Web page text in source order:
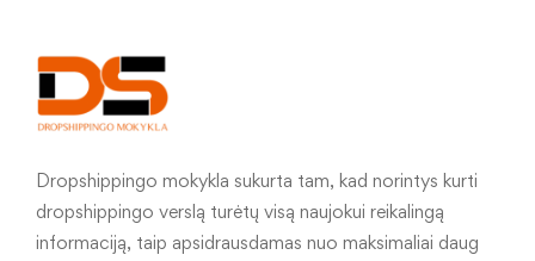
Dropshippingo mokykla sukurta tam, kad norintys kurti
dropshippingo verslą turėtų visą naujokui reikalingą
informaciją, taip apsidrausdamas nuo maksimaliai daug